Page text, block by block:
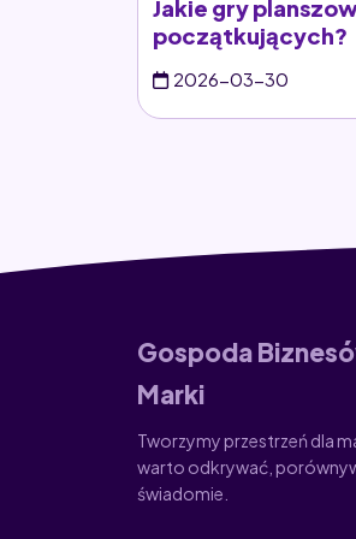
Jakie gry
początkujących?
2026-03-30
Gospoda
Marki
Tworzymy przestrzeń dla
warto odkrywać,
świadomie.